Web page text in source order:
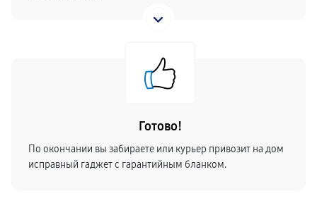
Готово!
По окончании вы забираете или курьер привозит на дом
исправный гаджет с гарантийным бланком.